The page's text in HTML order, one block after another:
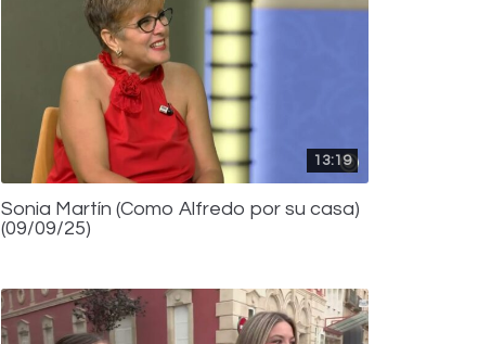
13:19
Sonia Martín (Como Alfredo por su casa)
(09/09/25)